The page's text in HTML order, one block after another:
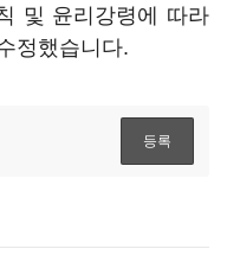
및 윤리강령에 따라
정했습니다.